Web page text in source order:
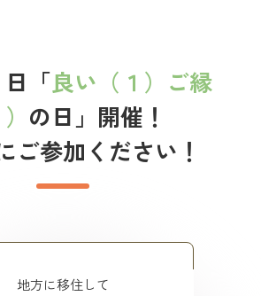
「良い（１）ご縁
の日」開催！
ご参加ください！
地方に移住して